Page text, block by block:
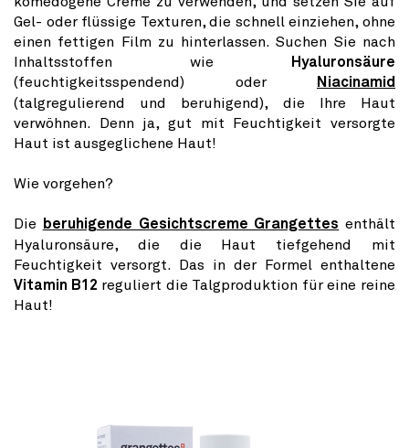
Gel- oder flüssige Texturen, die schnell einziehen, ohne
einen fettigen Film zu hinterlassen. Suchen Sie nach
Inhaltsstoffen wie
Hyaluronsäure
(feuchtigkeitsspendend) oder
Niacinamid
(talgregulierend und beruhigend), die Ihre Haut
verwöhnen. Denn ja, gut mit Feuchtigkeit versorgte
Haut ist ausgeglichene Haut!
Wie vorgehen?
Die beruhigende Gesichtscreme Grangettes enthält
Hyaluronsäure, die die Haut tiefgehend mit
Feuchtigkeit versorgt. Das in der Formel enthaltene
Vitamin B12 reguliert die Talgproduktion für eine reine
Haut!